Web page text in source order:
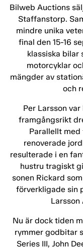
Bilweb Auctions
Staffanstorp.
mindre unika
final den 15-16
klassiska bilar
motorcyklar
mängder av
och
Per Larsson
framgångsrikt
Parallellt
renoverade
resulterade i en
hustru tragiskt
sonen Rickard
förverkligade sin
Larsson
Nu är dock tiden
rymmer godbitar
Series III, John